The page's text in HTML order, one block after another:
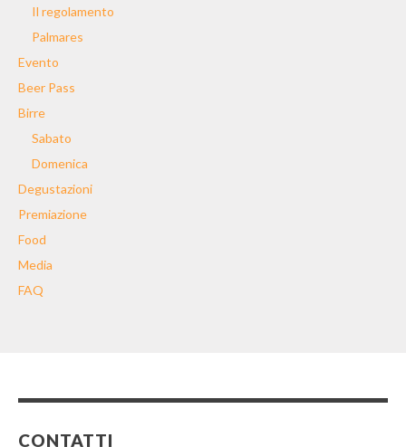
Il regolamento
Palmares
Evento
Beer Pass
Birre
Sabato
Domenica
Degustazioni
Premiazione
Food
Media
FAQ
CONTATTI